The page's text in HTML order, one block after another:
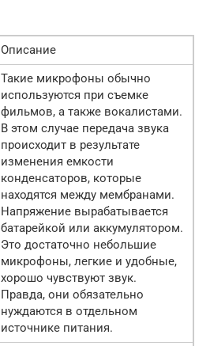
Описание
Такие микрофоны обычно
используются при съемке
фильмов, а также вокалистами.
В этом случае передача звука
происходит в результате
изменения емкости
конденсаторов, которые
находятся между мембранами.
Напряжение вырабатывается
батарейкой или аккумулятором.
Это достаточно небольшие
микрофоны, легкие и удобные,
хорошо чувствуют звук.
Правда, они обязательно
нуждаются в отдельном
источнике питания.